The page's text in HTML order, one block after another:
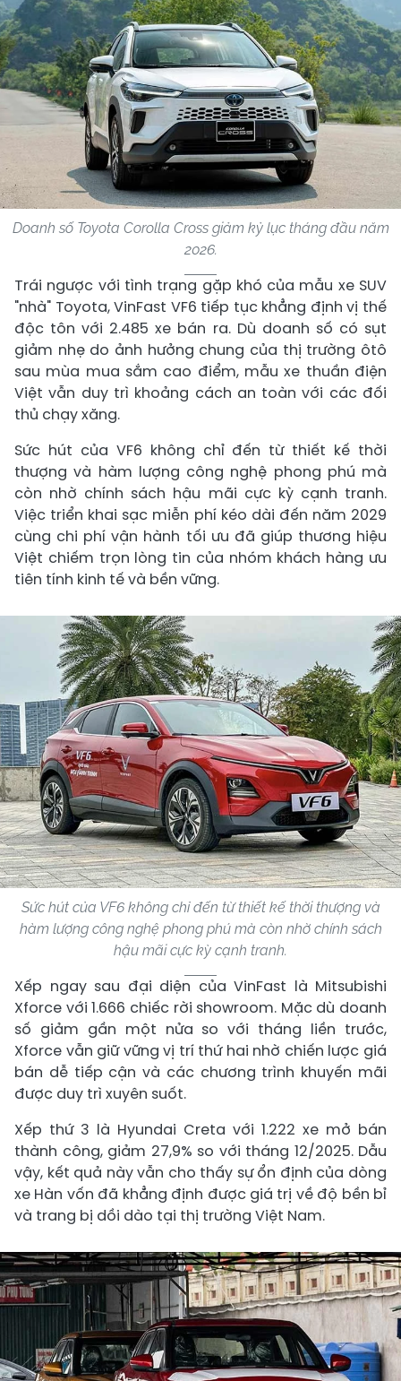
Doanh số Toyota Corolla Cross giảm kỷ lục tháng đầu năm
2026.
Trái ngược với tình trạng gặp khó của mẫu xe SUV
"nhà" Toyota, VinFast VF6 tiếp tục khẳng định vị thế
độc tôn với 2.485 xe bán ra. Dù doanh số có sụt
giảm nhẹ do ảnh hưởng chung của thị trường ôtô
sau mùa mua sắm cao điểm, mẫu xe thuần điện
Việt vẫn duy trì khoảng cách an toàn với các đối
thủ chạy xăng.
Sức hút của VF6 không chỉ đến từ thiết kế thời
thượng và hàm lượng công nghệ phong phú mà
còn nhờ chính sách hậu mãi cực kỳ cạnh tranh.
Việc triển khai sạc miễn phí kéo dài đến năm 2029
cùng chi phí vận hành tối ưu đã giúp thương hiệu
Việt chiếm trọn lòng tin của nhóm khách hàng ưu
tiên tính kinh tế và bền vững.
Sức hút của VF6 không chỉ đến từ thiết kế thời thượng và
hàm lượng công nghệ phong phú mà còn nhờ chính sách
hậu mãi cực kỳ cạnh tranh.
Xếp ngay sau đại diện của VinFast là Mitsubishi
Xforce với 1.666 chiếc rời showroom. Mặc dù doanh
số giảm gần một nửa so với tháng liền trước,
Xforce vẫn giữ vững vị trí thứ hai nhờ chiến lược giá
bán dễ tiếp cận và các chương trình khuyến mãi
được duy trì xuyên suốt.
Xếp thứ 3 là Hyundai Creta với 1.222 xe mở bán
thành công, giảm 27,9% so với tháng 12/2025. Dẫu
vậy, kết quả này vẫn cho thấy sự ổn định của dòng
xe Hàn vốn đã khẳng định được giá trị về độ bền bỉ
và trang bị dồi dào tại thị trường Việt Nam.